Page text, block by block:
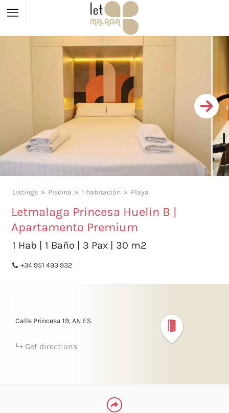
Listings Piscina 1 habitación Playa
Letmalaga Princesa Huelin B |
Apartamento Premium
1 Hab | 1 Baño | 3 Pax | 30 m2
+34 951 493 932
Calle Princesa 19 AN ES
Get directions
X